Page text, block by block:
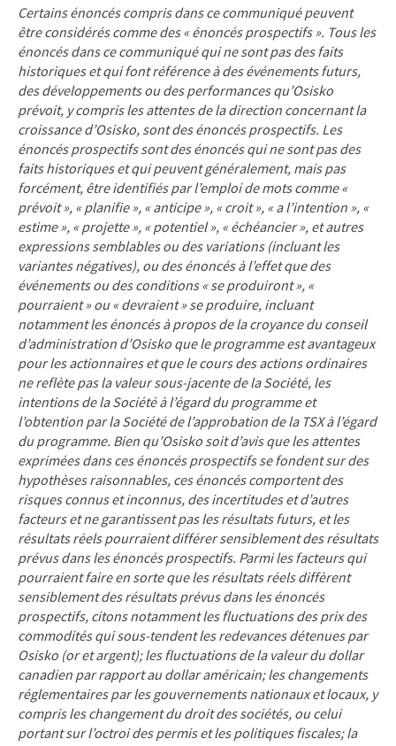
Certains énoncés compris dans ce communiqué peuvent
être considérés comme des « énoncés prospectifs ». Tous les
énoncés dans ce communiqué qui ne sont pas des faits
historiques et qui font référence à des événements futurs,
des développements ou des performances qu’Osisko
prévoit, y compris les attentes de la direction concernant la
croissance d’Osisko, sont des énoncés prospectifs. Les
énoncés prospectifs sont des énoncés qui ne sont pas des
faits historiques et qui peuvent généralement, mais pas
forcément, être identifiés par l’emploi de mots comme «
prévoit », « planifie », « anticipe », « croit », « a l’intention », «
estime », « projette », « potentiel », « échéancier », et autres
expressions semblables ou des variations (incluant les
variantes négatives), ou des énoncés à l’effet que des
événements ou des conditions « se produiront », «
pourraient » ou « devraient » se produire, incluant
notamment les énoncés à propos de la croyance du conseil
d’administration d’Osisko que le programme est avantageux
pour les actionnaires et que le cours des actions ordinaires
ne reflète pas la valeur sous-jacente de la Société, les
intentions de la Société à l’égard du programme et
l’obtention par la Société de l’approbation de la TSX à l’égard
du programme. Bien qu’Osisko soit d’avis que les attentes
exprimées dans ces énoncés prospectifs se fondent sur des
hypothèses raisonnables, ces énoncés comportent des
risques connus et inconnus, des incertitudes et d’autres
facteurs et ne garantissent pas les résultats futurs, et les
résultats réels pourraient différer sensiblement des résultats
prévus dans les énoncés prospectifs. Parmi les facteurs qui
pourraient faire en sorte que les résultats réels diffèrent
sensiblement des résultats prévus dans les énoncés
prospectifs, citons notamment les fluctuations des prix des
commodités qui sous-tendent les redevances détenues par
Osisko (or et argent); les fluctuations de la valeur du dollar
canadien par rapport au dollar américain; les changements
réglementaires par les gouvernements nationaux et locaux, y
compris les changement du droit des sociétés, ou celui
portant sur l’octroi des permis et les politiques fiscales; la